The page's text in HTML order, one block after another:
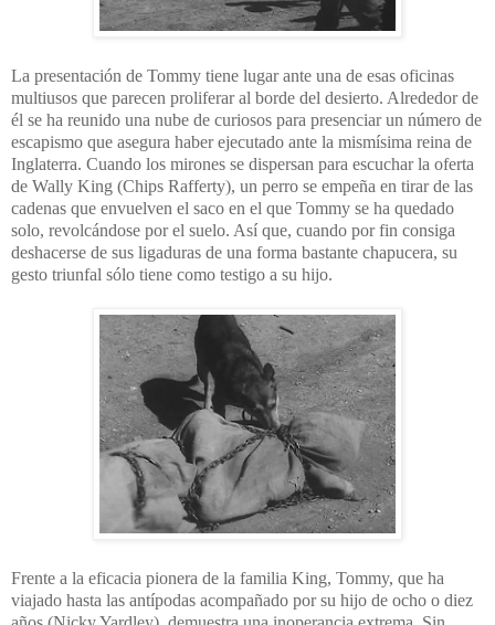
La presentación de Tommy tiene lugar ante una de esas oficinas
multiusos que parecen proliferar al borde del desierto. Alrededor de
él se ha reunido una nube de curiosos para presenciar un número de
escapismo que asegura haber ejecutado ante la mismísima reina de
Inglaterra. Cuando los mirones se dispersan para escuchar la oferta
de Wally King (Chips Rafferty), un perro se empeña en tirar de las
cadenas que envuelven el saco en el que Tommy se ha quedado
solo, revolcándose por el suelo. Así que, cuando por fin consiga
deshacerse de sus ligaduras de una forma bastante chapucera, su
gesto triunfal sólo tiene como testigo a su hijo.
Frente a la eficacia pionera de la familia King, Tommy, que ha
viajado hasta las antípodas acompañado por su hijo de ocho o diez